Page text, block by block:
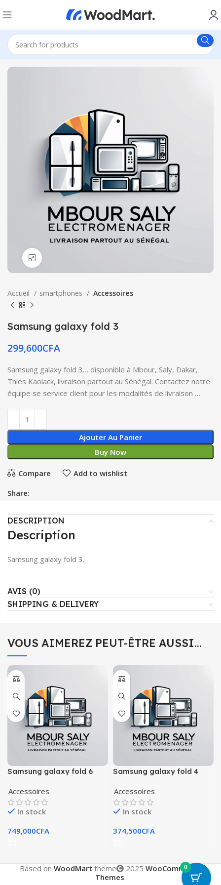
Accueil smartphones Accessoires
Samsung galaxy fold 3
299,600CFA
Samsung galaxy fold 3… disponible à Mbour, Saly, Dakar,
Thies Kaolack, livraison partout au Sénégal. Contactez notre
équipe se service client pour les modalités de livraison …
Ajouter Au Panier
Buy Now
Compare Add to wishlist
Share:
DESCRIPTION
Description
Samsung galaxy fold 3.
AVIS (0)
SHIPPING & DELIVERY
VOUS AIMEREZ PEUT-ÊTRE AUSSI…
Samsung galaxy fold 6
Accessoires
In stock
749,000CFA
Samsung galaxy fold 4
Accessoires
In stock
374,500CFA
Based on WoodMart theme 2025 WooCommerce
Themes.
0